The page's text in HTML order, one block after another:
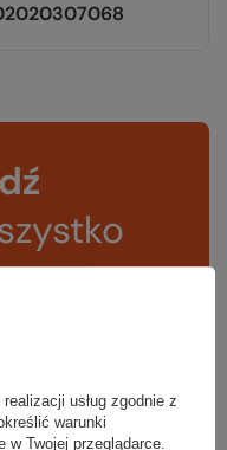
usług zgodnie z
warunki
w Twojej przeglądarce.